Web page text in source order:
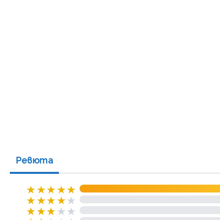
Ревюта
★★★★★
★★★★★
★★★★★